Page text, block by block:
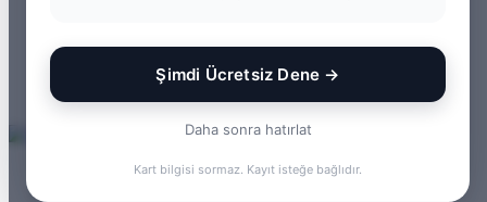
Şimdi Ücretsiz Dene →
Daha sonra hatırlat
Kart bilgisi sormaz. Kayıt isteğe bağlıdır.
Rastgele Makale